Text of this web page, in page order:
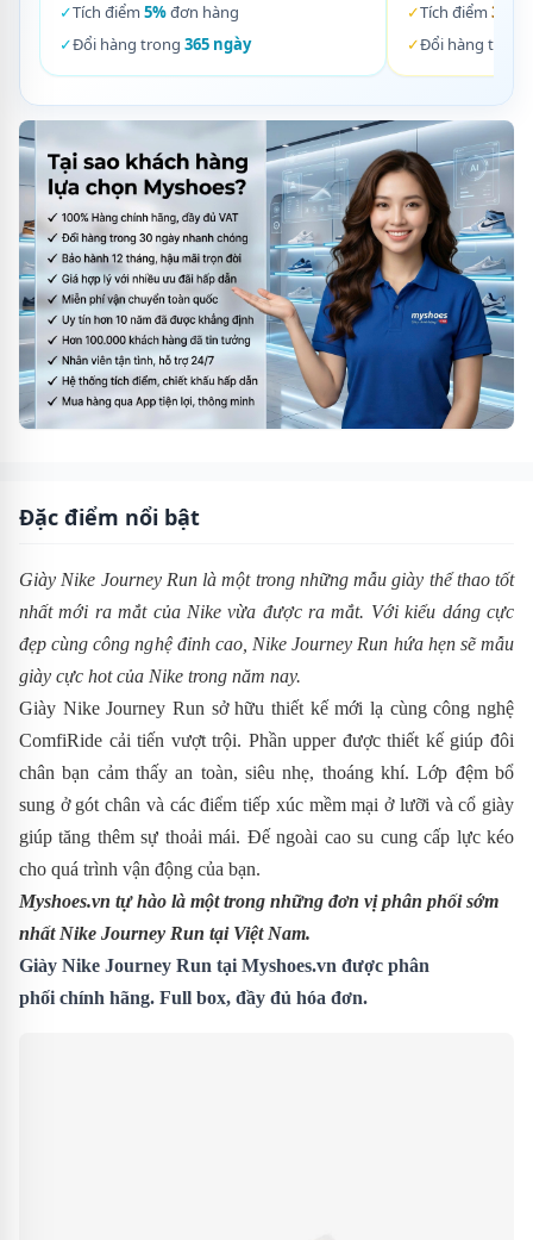
✓Tích điểm 5%đơn hàng
✓Đổi hàng trong 365 ngày
✓Tích điểm 3%
✓Đổi hàng trong
Đặc điểm nổi bật
Giày Nike Journey Run là một trong những mẫu giày thể thao tốt
nhất mới ra mắt của Nike vừa được ra mắt. Với kiểu dáng cực
đẹp cùng công nghệ đỉnh cao, NikeJourney Run hứa hẹn sẽ mẫu
giày cực hot của Nike trong năm nay.
Giày Nike Journey Run sở hữu thiết kế mới lạ cùng công nghệ
ComfiRide cải tiến vượt trội. Phầnupper được thiết kế giúp đôi
chân bạn cảm thấy an toàn, siêu nhẹ, thoáng khí. Lớp đệm bổ
sung ở gót chân và các điểm tiếp xúc mềm mại ở lưỡi và cổ giày
giúp tăng thêm sự thoải mái. Đế ngoài cao su cung cấp lực kéo
cho quá trình vận động của bạn.
Myshoes.vn tự hào là một trong những đơn vị phân phối sớm
nhất Nike Journey Run tại Việt Nam.
Giày Nike Journey Run tại Myshoes.vn được phân
phối chính hãng. Full box, đầy đủ hóa đơn.